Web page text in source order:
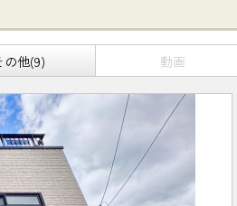
の他(9) 動画